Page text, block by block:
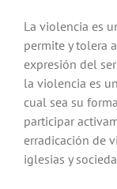
La violencia es
permite y tolera
expresión del
la violencia es
cual sea su
participar
erradicación de
iglesias y